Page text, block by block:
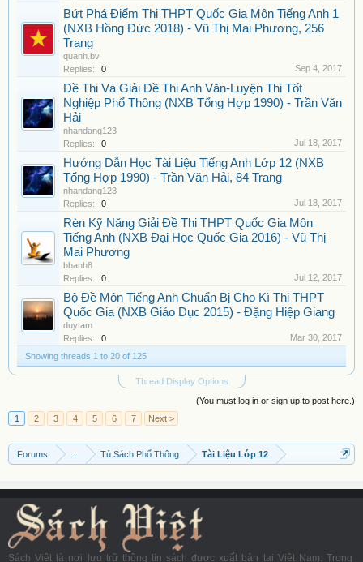
Bứt Phá Điểm Thi THPT Quốc Gia Môn Tiếng Anh 1
(NXB Hồng Đức 2018) - Vũ Thị Mai Phương, 256
Trang
quanh.bv
Replies:
0 Sep 4, 2017
Đề Thi Và Giải Đề Thi Anh Văn-Luyện Thi Tốt
Nghiệp Phổ Thông (NXB Tổng Hợp 1990) - Trần Văn
Hải
nhandang123
Replies:
0 Jul 18, 2017
Hướng Dẫn Học Tài Liệu Tiếng Anh Lớp 12 (NXB
Tổng Hợp 1990) - Trần Văn Hải, 84 Trang
nhandang123
Replies:
0 Jul 18, 2017
Rèn Kỹ Năng Giải Đề Thi THPT Quốc Gia Môn
Tiếng Anh (NXB Đại Học Quốc Gia 2016) - Vũ Thị
Mai Phương
bhanh8
Replies:
0 Jul 12, 2017
Bộ Đề Môn Tiếng Anh Chuẩn Bị Cho Kì Thi THPT
Quốc Gia (NXB Giáo Dục 2015) - Đặng Hiệp Giang
duytam
Replies:
0
Mar 30, 2017
Showing threads 1 to 20 of 125
Thread Display Options
(You must log in or sign up to post here.)
1
2 3 4 5 6 7 Next >
Forums Tủ Sách Phổ Thông Tài Liệu Lớp 12
Sách Việt là nơi lưu trữ thông tin sách được xuất bản tại Việt Nam. Trong